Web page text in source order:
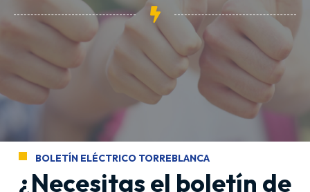
BOLETÍN ELÉCTRICO TORREBLANCA
¿Necesitas el boletín de